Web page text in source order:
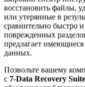
восстановить файлы,
или утерянные в
сравнительно быстро
поврежденных
предлагает
данных.
Позвольте вашему
с 7-Data Recovery Suite